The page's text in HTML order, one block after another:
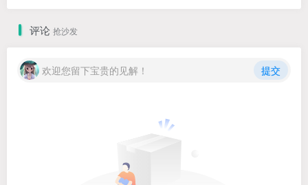
评论 抢沙发
欢迎您留下宝贵的见解！ 提交